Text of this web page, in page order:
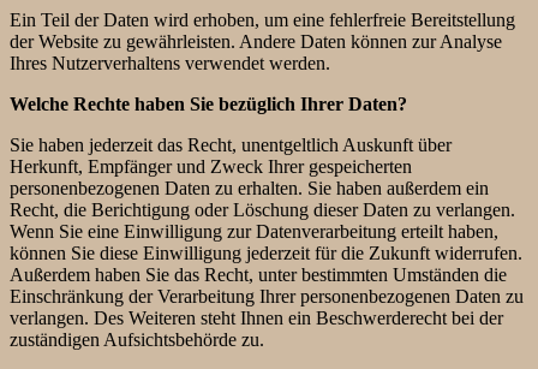
Ein Teil der Daten wird erhoben, um eine fehlerfreie Bereitstellung
der Website zu gewährleisten. Andere Daten können zur Analyse
Ihres Nutzerverhaltens verwendet werden.
Welche Rechte haben Sie bezüglich Ihrer Daten?
Sie haben jederzeit das Recht, unentgeltlich Auskunft über
Herkunft, Empfänger und Zweck Ihrer gespeicherten
personenbezogenen Daten zu erhalten. Sie haben außerdem ein
Recht, die Berichtigung oder Löschung dieser Daten zu verlangen.
Wenn Sie eine Einwilligung zur Datenverarbeitung erteilt haben,
können Sie diese Einwilligung jederzeit für die Zukunft widerrufen.
Außerdem haben Sie das Recht, unter bestimmten Umständen die
Einschränkung der Verarbeitung Ihrer personenbezogenen Daten zu
verlangen. Des Weiteren steht Ihnen ein Beschwerderecht bei der
zuständigen Aufsichtsbehörde zu.